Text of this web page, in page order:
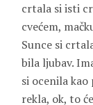
crtala si isti
cvećem,
Sunce si
bila ljubav.
si ocenila kao
rekla, ok, to